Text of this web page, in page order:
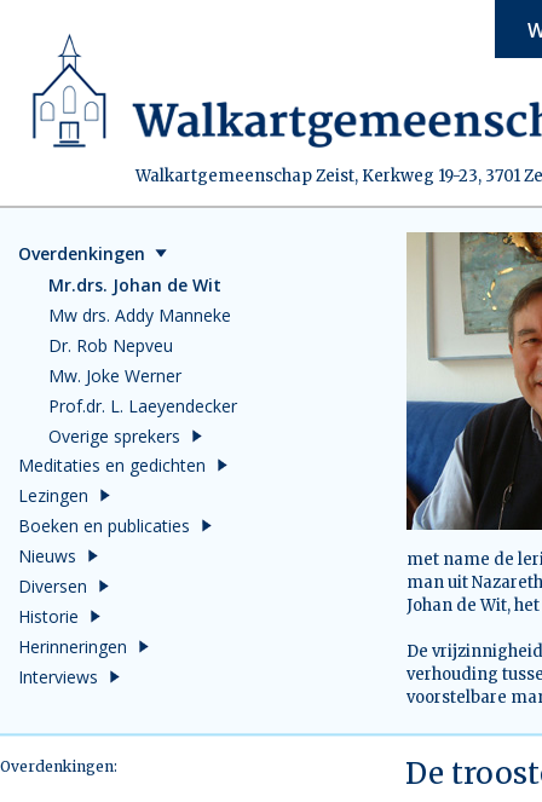
Walkartgemeenschap Zeist, Kerkweg 19-23, 3701
Overdenkingen
Mr.drs. Johan de Wit
Mw drs. Addy Manneke
Dr. Rob Nepveu
Mw. Joke Werner
Prof.dr. L. Laeyendecker
Overige sprekers
Meditaties en gedichten
Lezingen
Boeken en publicaties
Nieuws
Diversen
Historie
Herinneringen
Interviews
met name de
man uit
Johan de Wit,
De
verhouding
voorstelbare
Overdenkingen: De